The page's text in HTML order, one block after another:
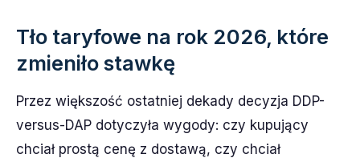
Tło taryfowe na rok 2026, które
zmieniło stawkę
Przez większość ostatniej dekady decyzja DDP-
versus-DAP dotyczyła wygody: czy kupujący
chciał prostą cenę z dostawą, czy chciał